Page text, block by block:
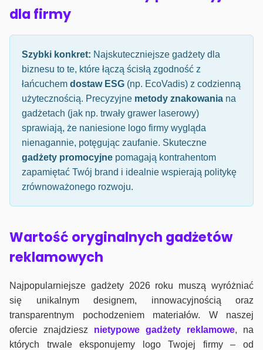
dla firmy
Szybki konkret: Najskuteczniejsze gadżety dla
biznesu to te, które łączą ścisłą zgodność z
łańcuchem dostaw ESG (np. EcoVadis) z codzienną
użytecznością. Precyzyjne metody znakowania na
gadżetach (jak np. trwały grawer laserowy)
sprawiają, że naniesione logo firmy wygląda
nienagannie, potęgując zaufanie. Skuteczne
gadżety promocyjne pomagają kontrahentom
zapamiętać Twój brand i idealnie wspierają politykę
zrównoważonego rozwoju.
Wartość oryginalnych gadżetów
reklamowych
Najpopularniejsze gadżety 2026 roku muszą wyróżniać
się unikalnym designem, innowacyjnością oraz
transparentnym pochodzeniem materiałów. W naszej
ofercie znajdziesz nietypowe gadżety reklamowe, na
których trwale eksponujemy logo Twojej firmy – od